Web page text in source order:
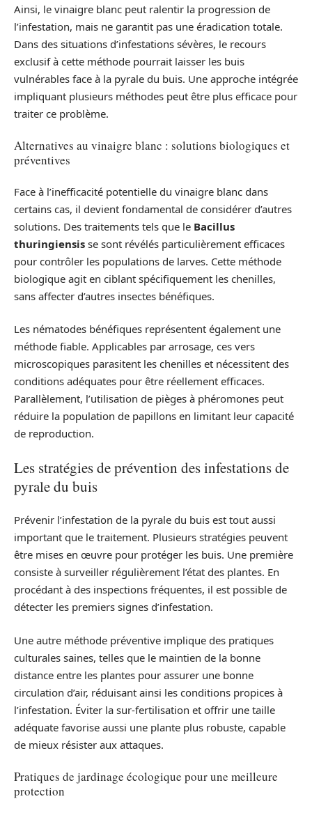
Ainsi, le vinaigre blanc peut ralentir la progression de
l’infestation, mais ne garantit pas une éradication totale.
Dans des situations d’infestations sévères, le recours
exclusif à cette méthode pourrait laisser les buis
vulnérables face à la pyrale du buis. Une approche intégrée
impliquant plusieurs méthodes peut être plus efficace pour
traiter ce problème.
Alternatives au vinaigre blanc : solutions biologiques et
préventives
Face à l’inefficacité potentielle du vinaigre blanc dans
certains cas, il devient fondamental de considérer d’autres
solutions. Des traitements tels que le Bacillus
thuringiensis se sont révélés particulièrement efficaces
pour contrôler les populations de larves. Cette méthode
biologique agit en ciblant spécifiquement les chenilles,
sans affecter d’autres insectes bénéfiques.
Les nématodes bénéfiques représentent également une
méthode fiable. Applicables par arrosage, ces vers
microscopiques parasitent les chenilles et nécessitent des
conditions adéquates pour être réellement efficaces.
Parallèlement, l’utilisation de pièges à phéromones peut
réduire la population de papillons en limitant leur capacité
de reproduction.
Les stratégies de prévention des infestations de
pyrale du buis
Prévenir l’infestation de la pyrale du buis est tout aussi
important que le traitement. Plusieurs stratégies peuvent
être mises en œuvre pour protéger les buis. Une première
consiste à surveiller régulièrement l’état des plantes. En
procédant à des inspections fréquentes, il est possible de
détecter les premiers signes d’infestation.
Une autre méthode préventive implique des pratiques
culturales saines, telles que le maintien de la bonne
distance entre les plantes pour assurer une bonne
circulation d’air, réduisant ainsi les conditions propices à
l’infestation. Éviter la sur-fertilisation et offrir une taille
adéquate favorise aussi une plante plus robuste, capable
de mieux résister aux attaques.
Pratiques de jardinage écologique pour une meilleure
protection